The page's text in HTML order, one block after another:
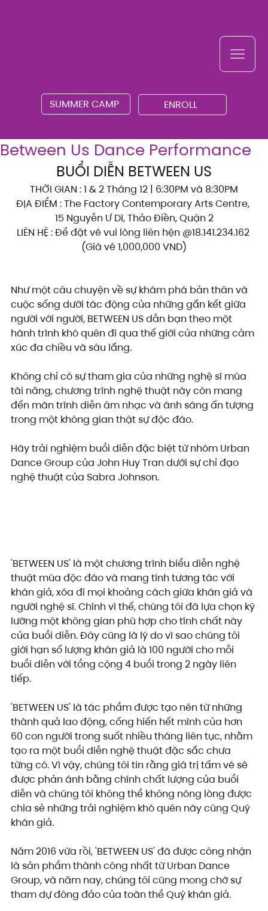
SUMMER CAMP ENROLL
Between Us Dance Performance
BUỔI DIỄN BETWEEN US
THỜI GIAN : 1 & 2 Tháng 12 | 6:30PM và 8:30PM
ĐỊA ĐIỂM : The Factory Contemporary Arts Centre,
15 Nguyễn Ư Dĩ, Thảo Điền, Quận 2
LIÊN HỆ : Để đặt vé vui lòng liên hện @18.141.234.162
(Giá vé 1,000,000 VND)
Như một câu chuyện về sự khám phá bản thân và
cuộc sống dưới tác động của những gắn kết giữa
người với người, BETWEEN US dẫn bạn theo một
hành trình khó quên đi qua thế giới của những cảm
xúc đa chiều và sâu lắng.
Không chỉ có sự tham gia của những nghệ sĩ múa
tài năng, chương trình nghệ thuật này còn mang
đến màn trình diễn âm nhạc và ánh sáng ấn tượng
trong một không gian thật sự độc đáo.
Hãy trải nghiệm buổi diễn đặc biệt từ nhóm Urban
Dance Group của John Huy Tran dưới sự chỉ đạo
nghệ thuật của Sabra Johnson.
'BETWEEN US' là một chương trình biểu diễn nghệ
thuật múa độc đáo và mang tính tương tác với
khán giả, xóa đi mọi khoảng cách giữa khán giả và
người nghệ sĩ. Chính vì thế, chúng tôi đã lựa chọn kỹ
lưỡng một không gian phù hợp cho tính chất này
của buổi diễn. Đây cũng là lý do vì sao chúng tôi
giới hạn số lượng khán giả là 100 người cho mỗi
buổi diễn với tổng cộng 4 buổi trong 2 ngày liên
tiếp.
'BETWEEN US' là tác phẩm được tạo nên từ những
thành quả lao động, cống hiến hết mình của hơn
60 con người trong suốt nhiều tháng liên tục, nhằm
tạo ra một buổi diễn nghệ thuật đặc sắc chưa
từng có. Vì vậy, chúng tôi tin rằng giá trị tấm vé sẽ
được phản ánh bằng chính chất lượng của buổi
diễn và chúng tôi không thể không nóng lòng được
chia sẻ những trải nghiệm khó quên này cùng Quý
khán giả.
Năm 2016 vừa rồi, 'BETWEEN US' đã được công nhận
là sản phẩm thành công nhất từ Urban Dance
Group, và năm nay, chúng tôi cũng mong chờ sự
tham dự đông đảo của toàn thể Quý khán giả.